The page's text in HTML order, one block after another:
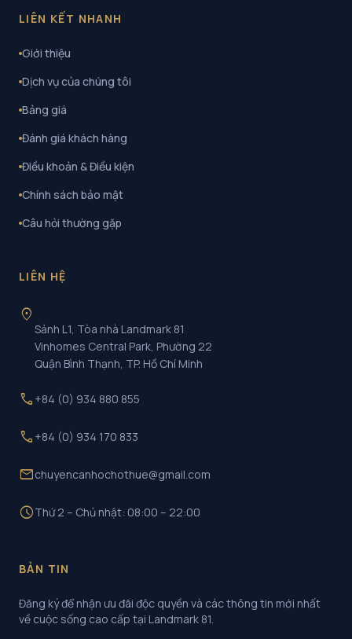
LIÊN KẾT NHANH
Giới thiệu
Dịch vụ của chúng tôi
Bảng giá
Đánh giá khách hàng
Điều khoản & Điều kiện
Chính sách bảo mật
Câu hỏi thường gặp
LIÊN HỆ
location_on
Sảnh L1, Tòa nhà Landmark 81
Vinhomes Central Park, Phường 22
Quận Bình Thạnh, TP. Hồ Chí Minh
call +84 (0) 934 880 855
call +84 (0) 934 170 833
mailchuyencanhochothue@gmail.com
scheduleThứ 2 – Chủ nhật: 08:00 – 22:00
BẢN TIN
Đăng ký để nhận ưu đãi độc quyền và các thông tin mới nhất
về cuộc sống cao cấp tại Landmark 81.